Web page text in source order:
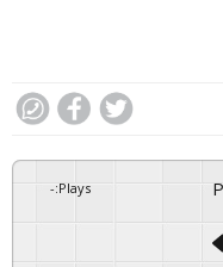
Plays
:
-